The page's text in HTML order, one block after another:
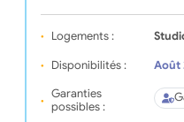
Logements :
Disponibilités : Août
Garanties
possibles :